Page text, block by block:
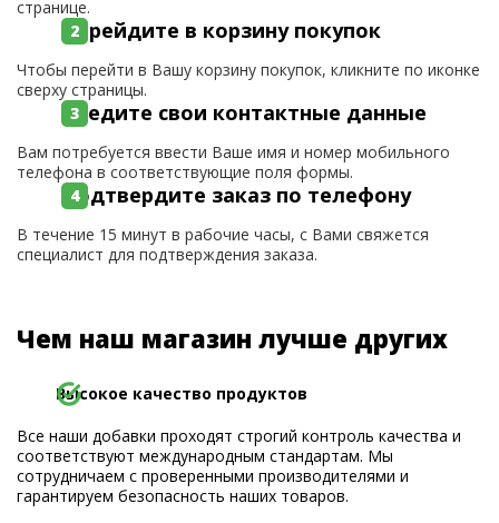
странице.
Перейдите в корзину покупок
Чтобы перейти в Вашу корзину покупок, кликните по иконке
сверху страницы.
Введите свои контактные данные
Вам потребуется ввести Ваше имя и номер мобильного
телефона в соответствующие поля формы.
Подтвердите заказ по телефону
В течение 15 минут в рабочие часы, с Вами свяжется
специалист для подтверждения заказа.
Чем наш магазин лучше других
Высокое качество продуктов
Все наши добавки проходят строгий контроль качества и
соответствуют международным стандартам. Мы
сотрудничаем с проверенными производителями и
гарантируем безопасность наших товаров.